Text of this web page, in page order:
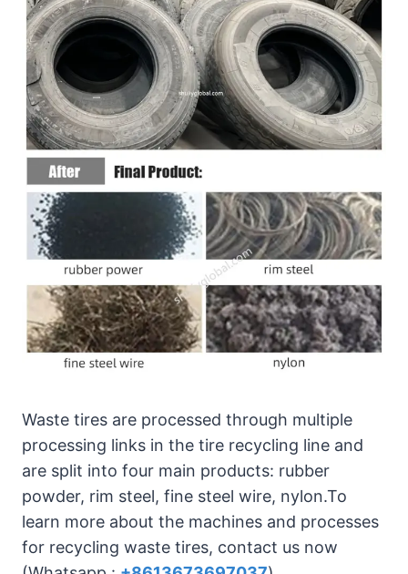
Waste tires are processed through multiple
processing links in the tire recycling line and
are split into four main products: rubber
powder, rim steel, fine steel wire, nylon.To
learn more about the machines and processes
for recycling waste tires, contact us now